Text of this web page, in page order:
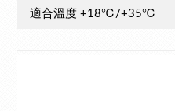
適合溫度 +18℃/+35℃